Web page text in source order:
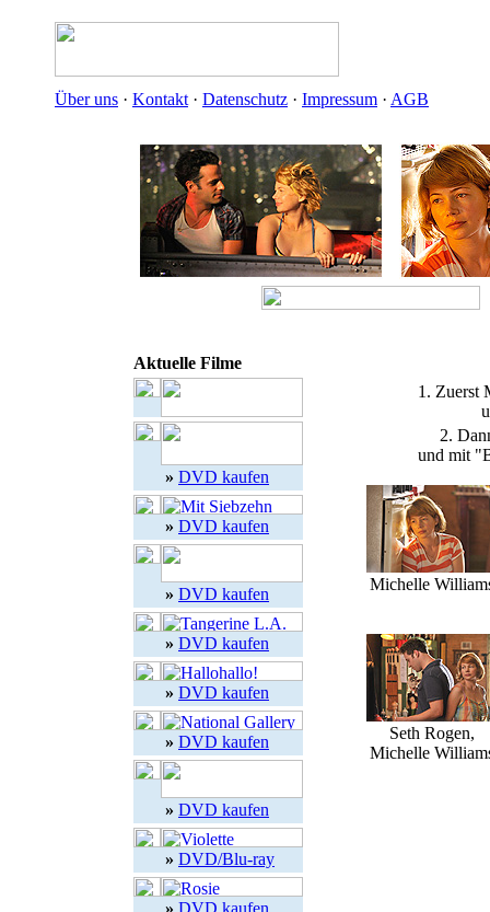
Über uns · Kontakt · Datenschutz · Impressum · AGB
Aktuelle Filme
» DVD kaufen
» DVD kaufen
» DVD kaufen
» DVD kaufen
» DVD kaufen
» DVD kaufen
» DVD kaufen
» DVD/Blu-ray
» DVD kaufen
1. Zuerst
2.
und mit
Michelle
Seth Rogen,
Michelle